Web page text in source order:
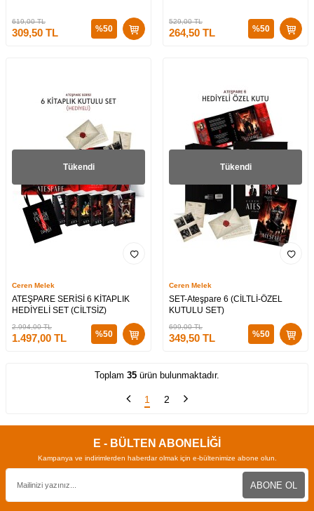
619,00TL
309,50 TL %50
529,00TL
264,50 TL %50
Tükendi
Ceren Melek
ATEŞPARE SERİSİ 6 KİTAPLIK
HEDİYELİ SET (CİLTSİZ)
2.994,00TL
1.497,00 TL %50
Tükendi
Ceren Melek
SET-Ateşpare 6 (CİLTLİ-ÖZEL
KUTULU SET)
699,00TL
349,50 TL %50
Toplam 35 ürün bulunmaktadır.
1 2
E - BÜLTEN ABONELİĞİ
Kampanya ve indirimlerden haberdar olmak için e-bültenimize abone olun.
ABONE OL